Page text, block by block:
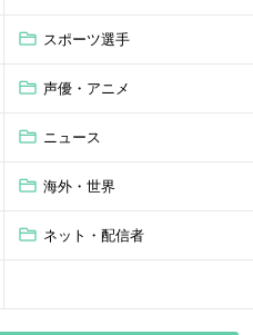
スポーツ選手
声優・アニメ
ニュース
海外・世界
ネット・配信者